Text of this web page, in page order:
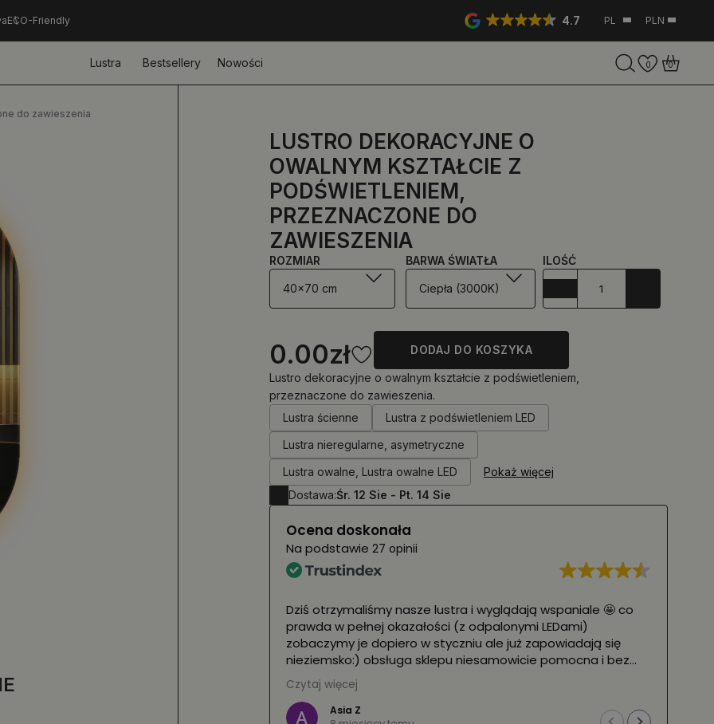
ECO-Friendly 4.7 PL PLN
Lustra Bestsellery Nowości 0 0
do zawieszenia
LUSTRO DEKORACYJNE O
OWALNYM KSZTAŁCIE Z
PODŚWIETLENIEM,
PRZEZNACZONE DO
ZAWIESZENIA
ROZMIAR
40x70 cm
BARWA ŚWIATŁA
Ciepła (3000K)
ILOŚĆ
0.00zł DODAJ DO KOSZYKA
Lustro dekoracyjne o owalnym kształcie z podświetleniem,
przeznaczone do zawieszenia.
Lustra ścienne
Lustra z podświetleniem LED
Lustra nieregularne, asymetryczne
Lustra owalne, Lustra owalne LED
Pokaż więcej
Dostawa:Śr. 12 Sie - Pt. 14 Sie
Ocena doskonała
Na podstawie 27 opinii
Dziś otrzymaliśmy nasze lustra i wyglądają wspaniale 🤩 co
prawda w pełnej okazałości (z odpalonymi LEDami)
zobaczymy je dopiero w styczniu ale już zapowiadają się
nieziemsko:) obsługa sklepu niesamowicie pomocna i bez
wahania uratowali nas w kryzysowej sytuacji z zagubiona po
drodze przesyłką. Polecam z całego serca ❤️
Czytaj więcej
Asia Z
Przepiękne